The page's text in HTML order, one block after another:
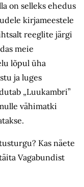
on selleks ehedus
kirjameestele
reeglite järgi
meie
lõpul üha
ja luges
„Luukambri”
vähimatki
Kas näete
Vagabundist